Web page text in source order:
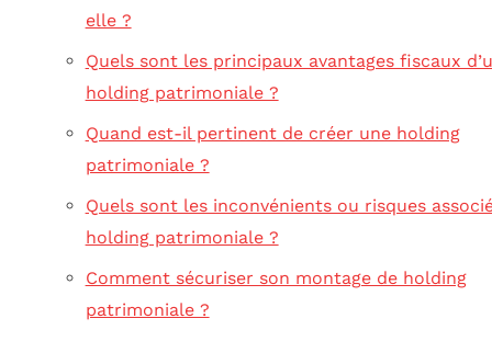
elle ?
Quels sont les principaux avantages fiscaux
holding patrimoniale ?
Quand est-il pertinent de créer une holding
patrimoniale ?
Quels sont les inconvénients ou risques
holding patrimoniale ?
Comment sécuriser son montage de holding
patrimoniale ?